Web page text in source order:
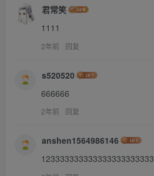
君常笑
1111
2年前 回复
s520520
666666
2年前 回复
anshen1564986146
123333333333333333333333